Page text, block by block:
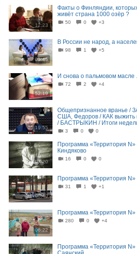
12:23
Факты о Финляндии,
живёт страна 1000 озёр ?
50 0 +3
05:45
В России не народ, а
98 1 +5
52:19
И снова о пальмовом масле
72 2 +4
01:19:55
Общепризнанное вранье /
США, Федоров / КАК выжить
/ БАСТРЫКИН / Итоги
3 0 0
07:20
Программа «Территория N»
Киндяково
16 0 0
08:40
Программа «Территория
31 1 +1
06:22
Программа «Территория N»
280 0 +4
Программа «Территория N»